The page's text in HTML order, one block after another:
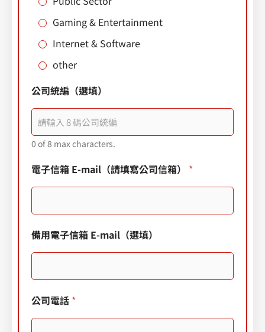
Gaming & Entertainment
Internet & Software
other
公司統編（選填）
0 of 8 max characters.
電子信箱 E-mail（請填寫公司信箱） *
備用電子信箱 E-mail（選填）
公司電話 *